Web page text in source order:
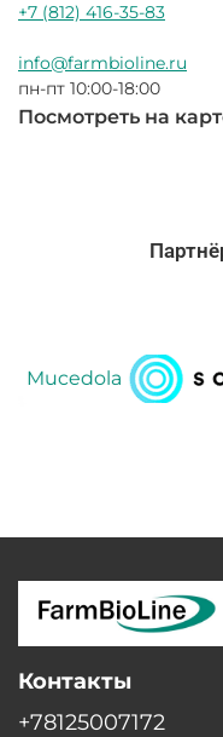
+7 (812) 416-35-83
info@farmbioline.ru
пн-пт 10:00-18:00
Посмотреть на
Контакты
+78125007172